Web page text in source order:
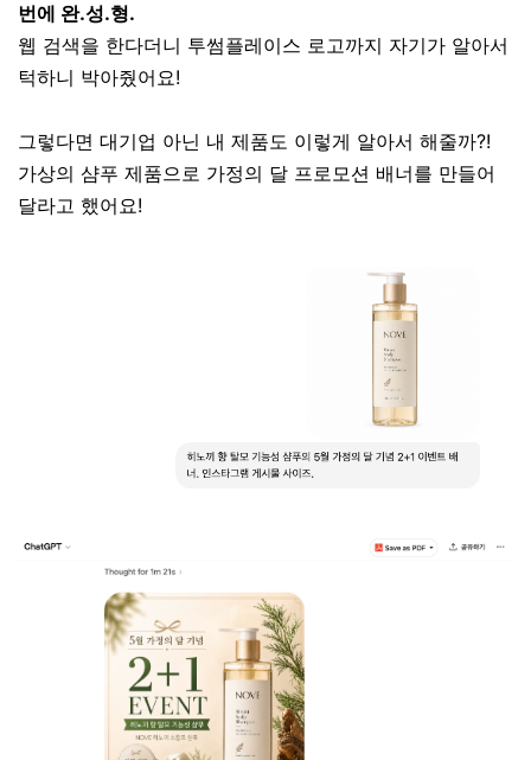
번에 완.성.형.
웹 검색을 한다더니 투썸플레이스 로고까지 자기가 알아서
턱하니 박아줬어요!
그렇다면 대기업 아닌 내 제품도 이렇게 알아서 해줄까?!
가상의 샴푸 제품으로 가정의 달 프로모션 배너를 만들어
달라고 했어요!